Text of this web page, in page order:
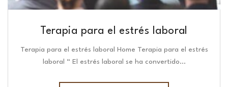
Terapia para el estrés laboral
Terapia para el estrés laboral Home Terapia para el estrés
laboral “ El estrés laboral se ha convertido…